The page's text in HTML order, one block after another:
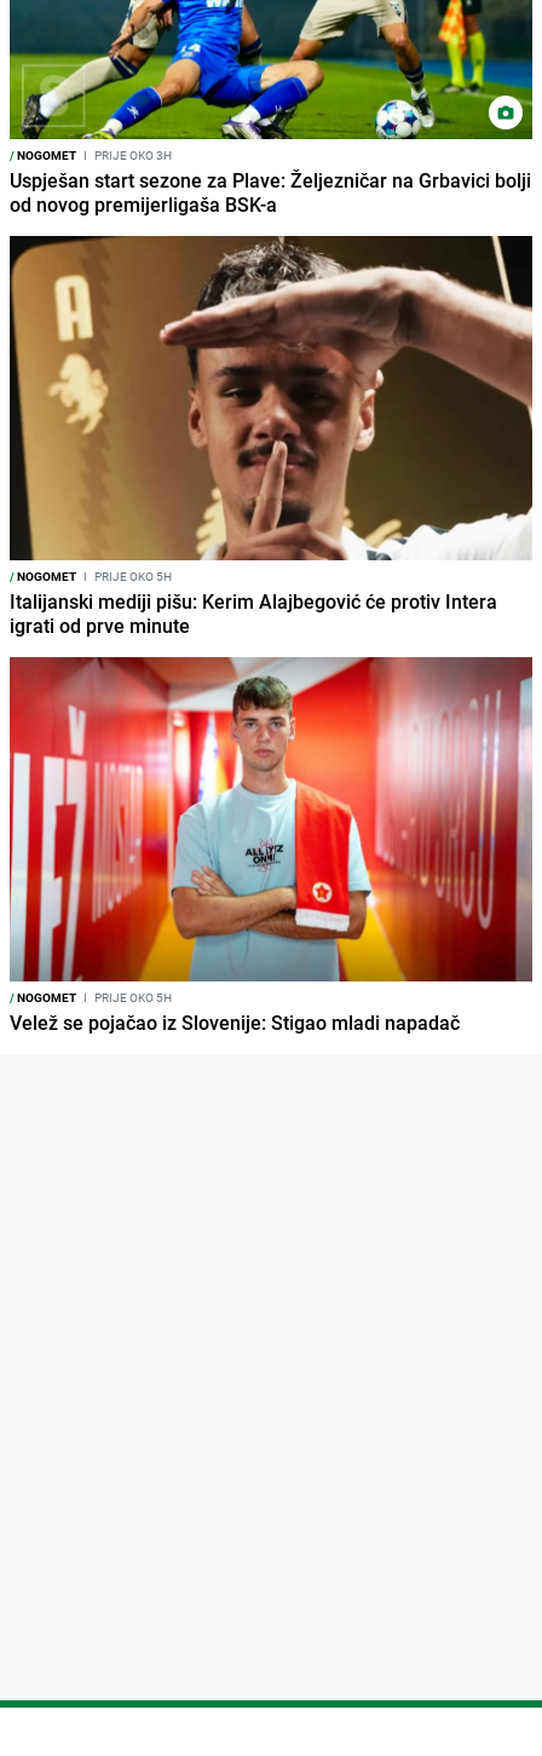
/NOGOMET I PRIJE OKO 3H
Uspješan start sezone za Plave: Željezničar na Grbavici bolji
od novog premijerligaša BSK-a
/NOGOMET I PRIJE OKO 5H
Italijanski mediji pišu: Kerim Alajbegović će protiv Intera
igrati od prve minute
/NOGOMET I PRIJE OKO 5H
Velež se pojačao iz Slovenije: Stigao mladi napadač